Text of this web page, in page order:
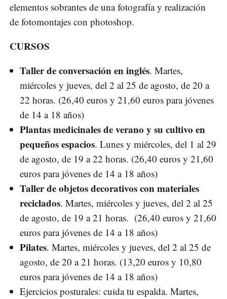
elementos sobrantes de una fotografía y realización
de fotomontajes con photoshop.
CURSOS
Taller de conversación en inglés. Martes,
miércoles y jueves, del 2 al 25 de agosto, de 20 a
22 horas. (26,40 euros y 21,60 euros para jóvenes
de 14 a 18 años)
Plantas medicinalesde verano y su cultivo en
pequeños espacios. Lunes y miércoles, del 1 al 29
de agosto, de 19 a 22 horas. (26,40 euros y 21,60
euros para jóvenes de 14 a 18 años)
Taller de objetos decorativos con materiales
reciclados. Martes, miércoles y jueves, del 2 al 25
de agosto, de 19 a 21 horas. (26,40 euros y 21,60
euros para jóvenes de 14 a 18 años)
Pilates. Martes, miércoles y jueves, del 2 al 25 de
agosto, de 20 a 21 horas. (13,20 euros y 10,80
euros para jóvenes de 14 a 18 años)
Ejercicios posturales: cuida tu espalda. Martes,